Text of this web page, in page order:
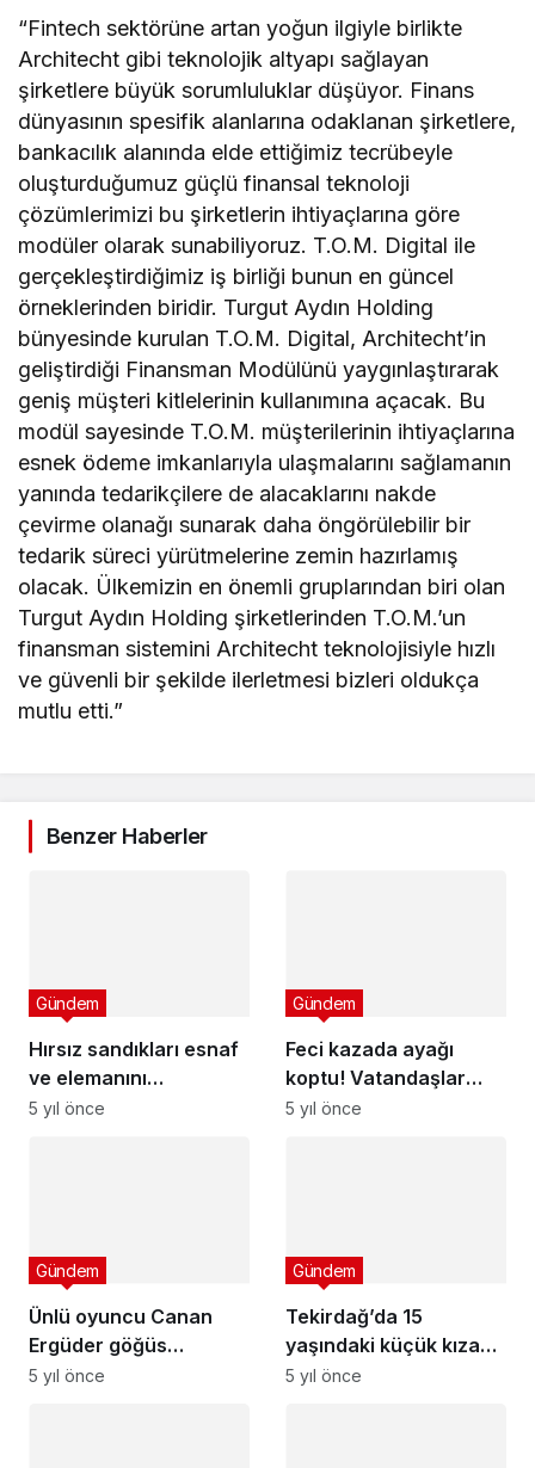
“Fintech sektörüne artan yoğun ilgiyle birlikte
Architecht gibi teknolojik altyapı sağlayan
şirketlere büyük sorumluluklar düşüyor. Finans
dünyasının spesifik alanlarına odaklanan şirketlere,
bankacılık alanında elde ettiğimiz tecrübeyle
oluşturduğumuz güçlü finansal teknoloji
çözümlerimizi bu şirketlerin ihtiyaçlarına göre
modüler olarak sunabiliyoruz. T.O.M. Digital ile
gerçekleştirdiğimiz iş birliği bunun en güncel
örneklerinden biridir. Turgut Aydın Holding
bünyesinde kurulan T.O.M. Digital, Architecht’in
geliştirdiği Finansman Modülünü yaygınlaştırarak
geniş müşteri kitlelerinin kullanımına açacak. Bu
modül sayesinde T.O.M. müşterilerinin ihtiyaçlarına
esnek ödeme imkanlarıyla ulaşmalarını sağlamanın
yanında tedarikçilere de alacaklarını nakde
çevirme olanağı sunarak daha öngörülebilir bir
tedarik süreci yürütmelerine zemin hazırlamış
olacak. Ülkemizin en önemli gruplarından biri olan
Turgut Aydın Holding şirketlerinden T.O.M.’un
finansman sistemini Architecht teknolojisiyle hızlı
ve güvenli bir şekilde ilerletmesi bizleri oldukça
mutlu etti.”
Benzer Haberler
Hırsız sandıkları esnaf
ve elemanını
öldüresiye dövüp
Gündem
5 yıl önce
Feci kazada ayağı
koptu! Vatandaşlar
kanlar içindeki gence
Gündem
5 yıl önce
Ünlü oyuncu Canan
Ergüder göğüs
kanserine yakalandı
5 yıl önce
Tekirdağ’da 15
yaşındaki küçük kıza
cinsel istismarda yeni
Gündem
5 yıl önce